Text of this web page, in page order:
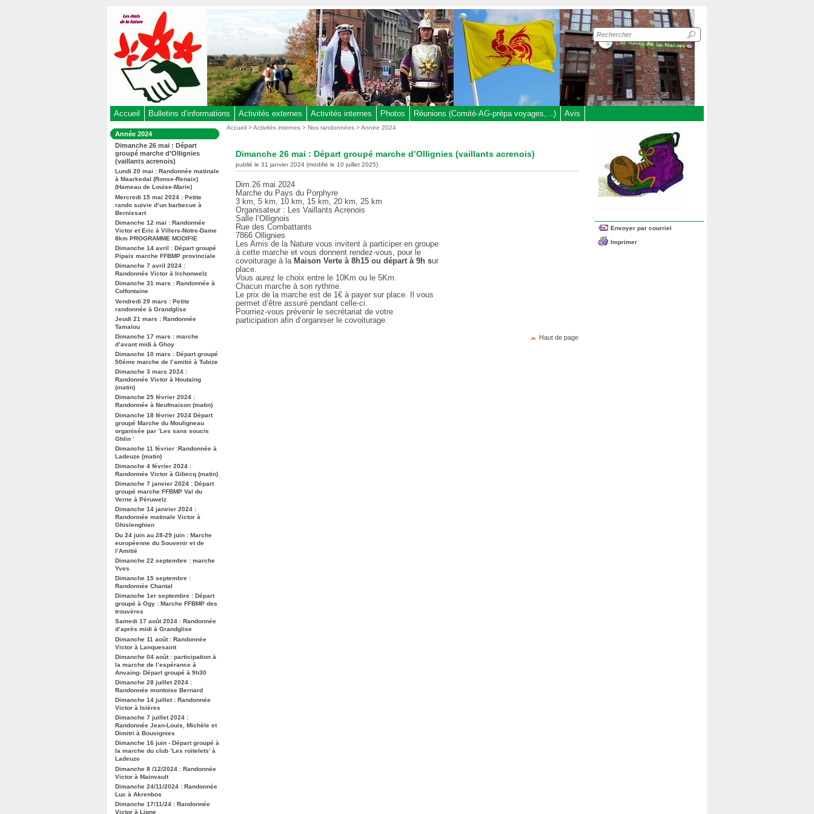
Recherche
sur
le
site
Accueil Bulletins d’informations Activités externes Activités internes Photos Réunions (Comité-AG-prépa voyages,...) Avis
Dans
la
rubrique
:
Année 2024
Dimanche 26 mai : Départ
groupé marche d’Ollignies
(vaillants acrenois)
Lundi 20 mai : Randonnée matinale
à Maarkedal (Ronse-Renaix)
(Hameau de Louise-Marie)
Mercredi 15 mai 2024 : Petite
rando suivie d’un barbecue à
Bernissart
Dimanche 12 mai : Randonnée
Victor et Eric à Villers-Notre-Dame
8km PROGRAMME MODIFIE
Dimanche 14 avril : Départ groupé
Pipaix marche FFBMP provinciale
Dimanche 7 avril 2024 :
Randonnée Victor à Irchonwelz
Dimanche 31 mars : Randonnée à
Colfontaine
Vendredi 29 mars : Petite
randonnée à Grandglise
Jeudi 21 mars : Randonnée
Tamalou
Dimanche 17 mars : marche
d’avant midi à Ghoy
Dimanche 10 mars : Départ groupé
50éme marche de l’amitié à Tubize
Dimanche 3 mars 2024 :
Randonnée Victor à Houtaing
(matin)
Dimanche 25 février 2024 :
Randonnée à Neufmaison (matin)
Dimanche 18 février 2024 Départ
groupé Marche du Mouligneau
organisée par ’Les sans soucis
Ghlin ’
Dimanche 11 février :Randonnée à
Ladeuze (matin)
Dimanche 4 février 2024 :
Randonnée Victor à Gibecq (matin)
Dimanche 7 janvier 2024 : Départ
groupé marche FFBMP Val du
Verne à Péruwelz
Dimanche 14 janvier 2024 :
Randonnée matinale Victor à
Ghislenghien
Du 24 juin au 28-29 juin : Marche
européenne du Souvenir et de
l’Amitié
Dimanche 22 septembre : marche
Yves
Dimanche 15 septembre :
Randonnée Chantal
Dimanche 1er septembre : Départ
groupé à Ogy : Marche FFBMP des
trouvères
Samedi 17 août 2024 : Randonnée
d’après midi à Grandglise
Dimanche 11 août : Randonnée
Victor à Lanquesaint
Dimanche 04 août : participation à
la marche de l’espérance à
Anvaing- Départ groupé à 9h30
Dimanche 28 juillet 2024 :
Randonnée montoise Bernard
Dimanche 14 juillet : Randonnée
Victor à Isières
Dimanche 7 juillet 2024 :
Randonnée Jean-Louis, Michèle et
Dimitri à Bouvignies
Dimanche 16 juin - Départ groupé à
la marche du club ’Les roitelets’ à
Ladeuze
Dimanche 8 /12/2024 : Randonnée
Victor à Mainvault
Dimanche 24/11/2024 : Randonnée
Luc à Akrenbos
Dimanche 17/11/24 : Randonnée
Victor à Ligne
Vous
Accueil >Activités internes >Nos randonnées>Année 2024
Dimanche 26 mai : Départ groupé marche d’Ollignies (vaillants acrenois)
publié le 31 janvier 2024 (modifié le 10 juillet 2025)
Dim.26 mai 2024
Marche du Pays du Porphyre
3 km, 5 km, 10 km, 15 km, 20 km, 25 km
Organisateur : Les Vaillants Acrenois
Salle l’Ollignois
Rue des Combattants
7866 Ollignies
Les Amis de la Nature vous invitent à participer en groupe
à cette marche et vous donnent rendez-vous, pour le
covoiturage à la Maison Verte à 8h15 ou départ à 9h sur
place.
Vous aurez le choix entre le 10Km ou le 5Km.
Chacun marche à son rythme.
Le prix de la marche est de 1€ à payer sur place. Il vous
permet d’être assuré pendant celle-ci.
Pourriez-vous prévenir le secrétariat de votre
participation afin d’organiser le covoiturage.
Haut de page
Envoyer par courriel
Imprimer